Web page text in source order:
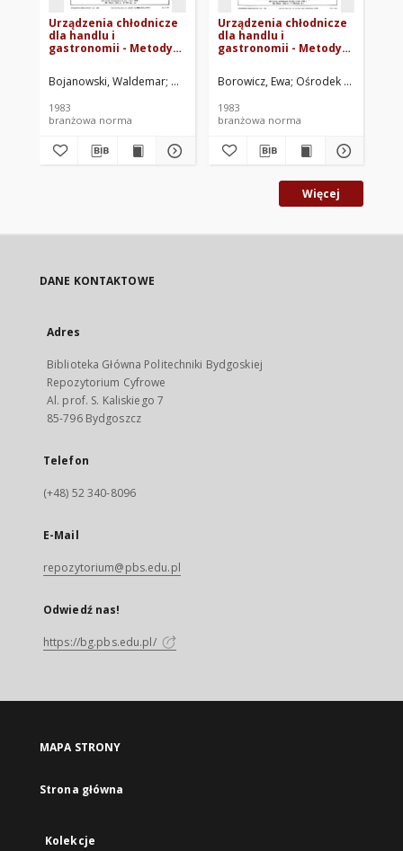
Urządzenia chłodnicze
dla handlu i
gastronomii - Metody
badań BN-82/2561-18.00
Bojanowski, Waldemar Ośrodek Badawczo-Rozwojowy Urządzeń
1983
branżowa norma
Urządzenia chłodnicze
dla handlu i
gastronomii - Metody
wymiarów powierzchni
i pojemności BN-
Borowicz, Ewa Ośrodek
1983
branżowa norma
Więcej
DANE KONTAKTOWE
Adres
Biblioteka Główna Politechniki Bydgoskiej
Repozytorium Cyfrowe
Al. prof. S. Kaliskiego 7
85-796 Bydgoszcz
Telefon
(+48) 52 340-8096
E-Mail
repozytorium@pbs.edu.pl
Odwiedź nas!
https://bg.pbs.edu.pl/
MAPA STRONY
Strona główna
Kolekcje